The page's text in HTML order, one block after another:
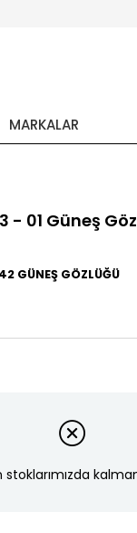
MARKALAR
- 01 Güneş
GÜNEŞ GÖZLÜĞÜ
stoklarımızda